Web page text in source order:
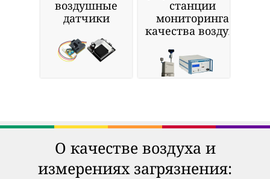
воздушные
датчики
станции
мониторинга
качества воздуха
О качестве воздуха и
измерениях загрязнения: